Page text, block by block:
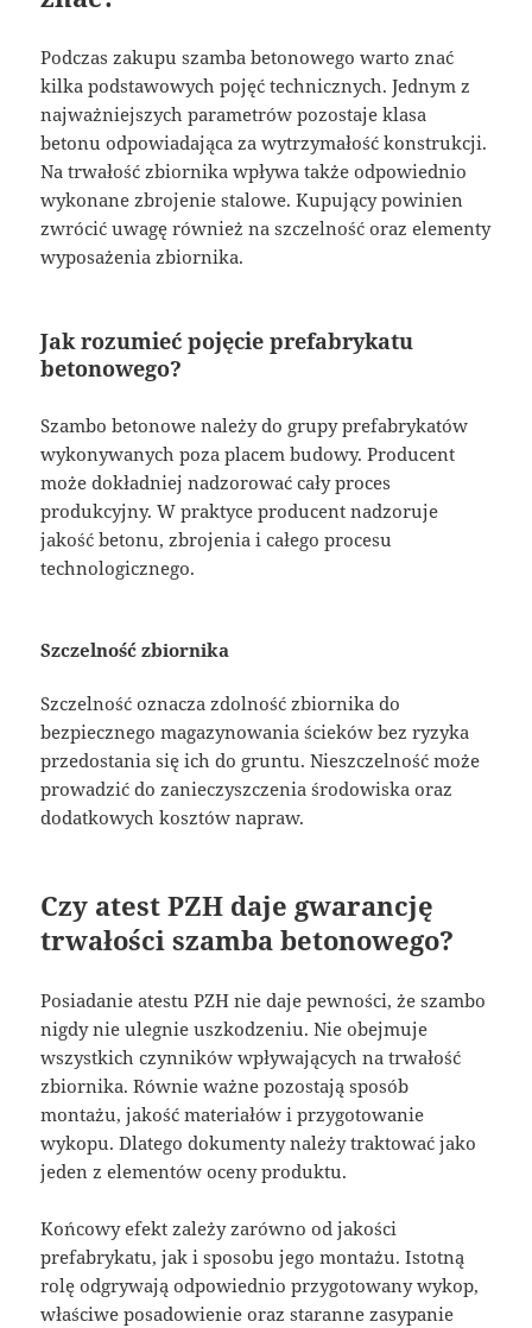
Podczas zakupu szamba betonowego warto znać
kilka podstawowych pojęć technicznych. Jednym z
najważniejszych parametrów pozostaje klasa
betonu odpowiadająca za wytrzymałość konstrukcji.
Na trwałość zbiornika wpływa także odpowiednio
wykonane zbrojenie stalowe. Kupujący powinien
zwrócić uwagę również na szczelność oraz elementy
wyposażenia zbiornika.
Jak rozumieć pojęcie prefabrykatu
betonowego?
Szambo betonowe należy do grupy prefabrykatów
wykonywanych poza placem budowy. Producent
może dokładniej nadzorować cały proces
produkcyjny. W praktyce producent nadzoruje
jakość betonu, zbrojenia i całego procesu
technologicznego.
Szczelność zbiornika
Szczelność oznacza zdolność zbiornika do
bezpiecznego magazynowania ścieków bez ryzyka
przedostania się ich do gruntu. Nieszczelność może
prowadzić do zanieczyszczenia środowiska oraz
dodatkowych kosztów napraw.
Czy atest PZH daje gwarancję
trwałości szamba betonowego?
Posiadanie atestu PZH nie daje pewności, że szambo
nigdy nie ulegnie uszkodzeniu. Nie obejmuje
wszystkich czynników wpływających na trwałość
zbiornika. Równie ważne pozostają sposób
montażu, jakość materiałów i przygotowanie
wykopu. Dlatego dokumenty należy traktować jako
jeden z elementów oceny produktu.
Końcowy efekt zależy zarówno od jakości
prefabrykatu, jak i sposobu jego montażu. Istotną
rolę odgrywają odpowiednio przygotowany wykop,
właściwe posadowienie oraz staranne zasypanie